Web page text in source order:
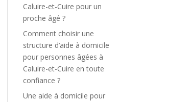
Caluire-et-Cuire pour un
proche âgé ?
Comment choisir une
structure d’aide à domicile
pour personnes âgées à
Caluire-et-Cuire en toute
confiance ?
Une aide à domicile pour